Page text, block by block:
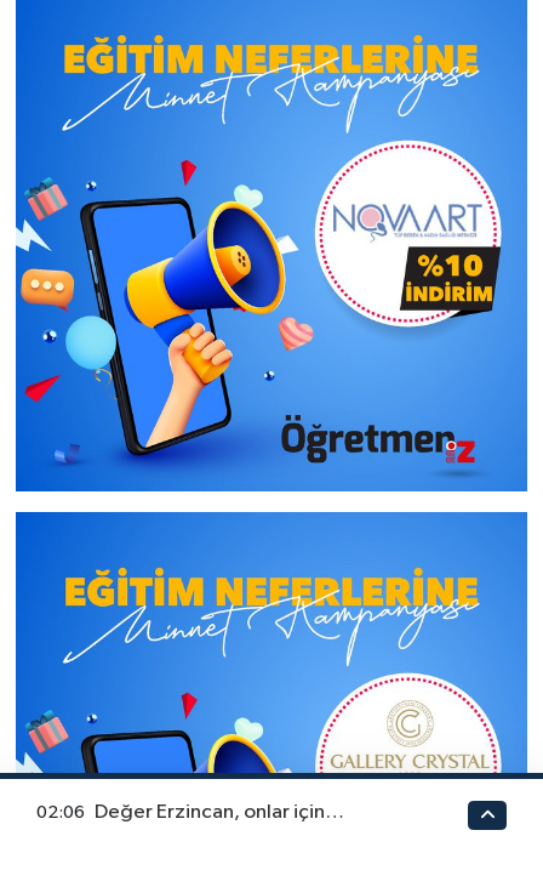
02:06 Değer Erzincan, onlar için…